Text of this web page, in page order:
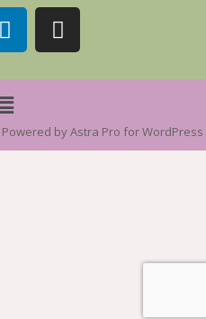
L
i
n
k
e
d
i
I
n
s
t
g
r
by Astra Pro for WordPress